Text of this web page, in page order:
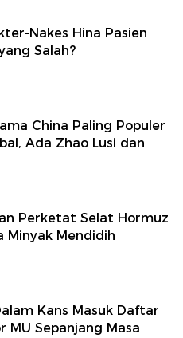
Nakes Hina Pasien
Salah?
China Paling Populer
Ada Zhao Lusi dan
Perketat Selat Hormuz
Minyak Mendidih
Kans Masuk Daftar
MU Sepanjang Masa